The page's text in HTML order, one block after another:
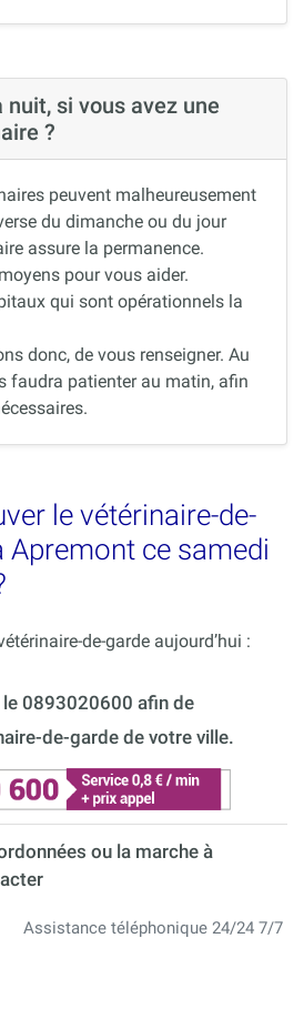
si vous avez une
?
peuvent malheureusement
du dimanche ou du jour
assure la permanence.
pour vous aider.
qui sont opérationnels la
donc, de vous renseigner. Au
faudra patienter au matin, afin
le vétérinaire-de-
Apremont ce samedi
de-garde aujourd’hui :
le 0893020600 afin de
de-garde de votre ville.
ou la marche à
Assistance téléphonique 24/24 7/7